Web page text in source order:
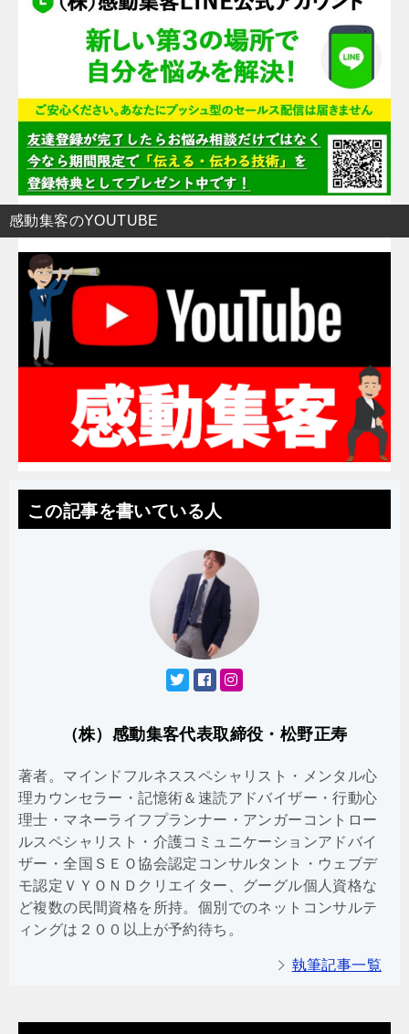
感動集客のYOUTUBE
この記事を書いている人
（株）感動集客代表取締役・松野正寿
著者。マインドフルネススペシャリスト・メンタル心
理カウンセラー・記憶術＆速読アドバイザー・行動心
理士・マネーライフプランナー・アンガーコントロー
ルスペシャリスト・介護コミュニケーションアドバイ
ザー・全国ＳＥＯ協会認定コンサルタント・ウェブデ
モ認定ＶＹＯＮＤクリエイター、グーグル個人資格な
ど複数の民間資格を所持。個別でのネットコンサルテ
ィングは２００以上が予約待ち。
執筆記事一覧